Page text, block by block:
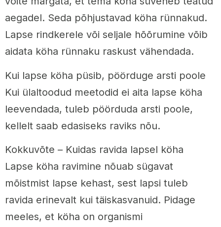
aegadel. Seda põhjustavad köha rünnakud.
Lapse rindkerele või seljale hõõrumine võib
aidata köha rünnaku raskust vähendada.
Kui lapse köha püsib, pöörduge arsti poole
Kui ülaltoodud meetodid ei aita lapse köha
leevendada, tuleb pöörduda arsti poole,
kellelt saab edasiseks raviks nõu.
Kokkuvõte – Kuidas ravida lapsel köha
Lapse köha ravimine nõuab sügavat
mõistmist lapse kehast, sest lapsi tuleb
ravida erinevalt kui täiskasvanuid. Pidage
meeles, et köha on organismi